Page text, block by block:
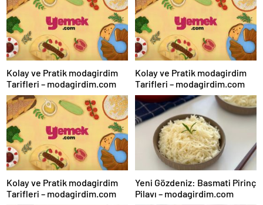
Kolay ve Pratik modagirdim
Tarifleri – modagirdim.com
Kolay ve Pratik modagirdim
Tarifleri – modagirdim.com
Kolay ve Pratik modagirdim
Tarifleri – modagirdim.com
Yeni Gözdeniz: Basmati Pirinç
Pilavı – modagirdim.com